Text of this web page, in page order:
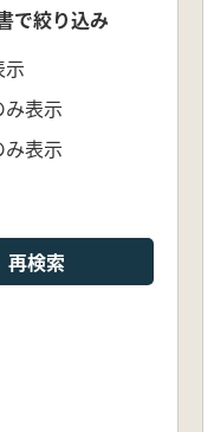
で絞り込み
示
表示
表示
再検索